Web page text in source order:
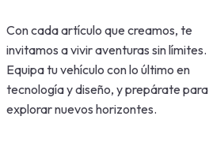
Con cada artículo que creamos, te
invitamos a vivir aventuras sin límites.
Equipa tu vehículo con lo último en
tecnología y diseño, y prepárate para
explorar nuevos horizontes.